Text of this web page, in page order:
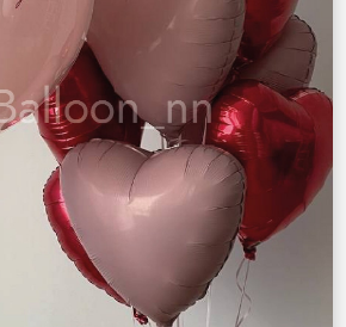
← Назад